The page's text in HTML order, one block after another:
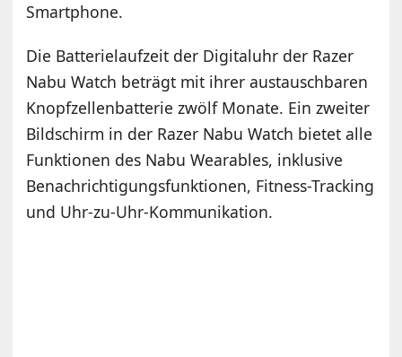
Smartphone.
Die Batterielaufzeit der Digitaluhr der Razer
Nabu Watch beträgt mit ihrer austauschbaren
Knopfzellenbatterie zwölf Monate. Ein zweiter
Bildschirm in der Razer Nabu Watch bietet alle
Funktionen des Nabu Wearables, inklusive
Benachrichtigungsfunktionen, Fitness-Tracking
und Uhr-zu-Uhr-Kommunikation.